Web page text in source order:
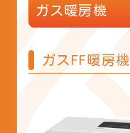
ガス暖房機
ガスFF暖房機